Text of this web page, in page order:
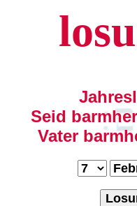
Seid
Vater